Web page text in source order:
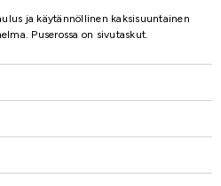
ja käytännöllinen kaksisuuntainen
Puserossa on sivutaskut.